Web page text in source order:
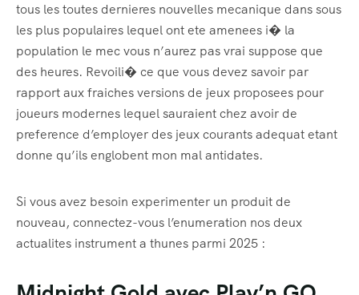
tous les toutes dernieres nouvelles mecanique dans sous
les plus populaires lequel ont ete amenees i� la
population le mec vous n’aurez pas vrai suppose que
des heures. Revoili� ce que vous devez savoir par
rapport aux fraiches versions de jeux proposees pour
joueurs modernes lequel sauraient chez avoir de
preference d’employer des jeux courants adequat etant
donne qu’ils englobent mon mal antidates.
Si vous avez besoin experimenter un produit de
nouveau, connectez-vous l’enumeration nos deux
actualites instrument a thunes parmi 2025 :